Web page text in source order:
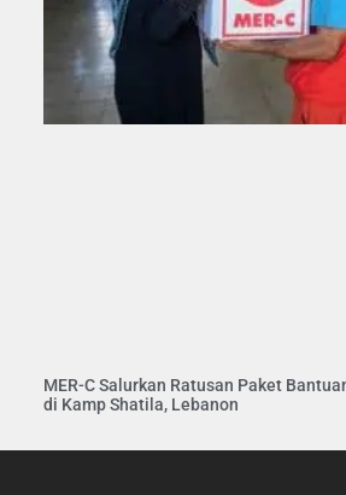
MER-C Salurkan Ratusan Paket
di Kamp Shatila, Lebanon